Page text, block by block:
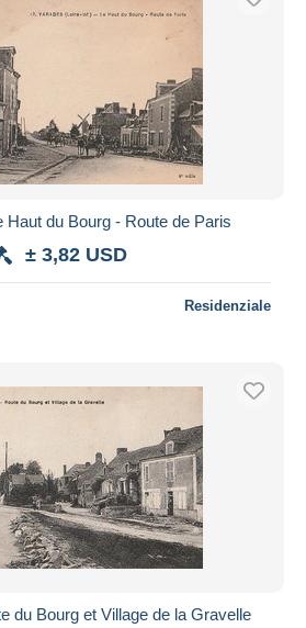
Haut du Bourg - Route de Paris
± 3,82 USD
Residenziale
du Bourg et Village de la Gravelle